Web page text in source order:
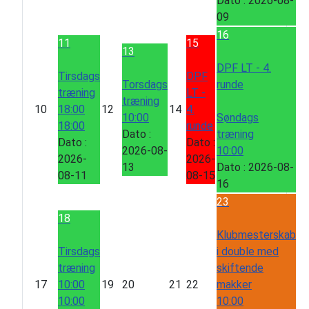
09
10
11
Tirsdags
træning
18:00
18:00
Dato :
2026-
08-11
12
13
Torsdags
træning
10:00
Dato :
2026-08-
13
14
15
DPF
LT -
4.
runde
Dato :
2026-
08-15
16
DPF LT - 4.
runde
Søndags
træning
10:00
Dato : 2026-08-
16
17
18
Tirsdags
træning
10:00
10:00
19 20 21 22
23
Klubmesterskab
i double med
skiftende
makker
10:00